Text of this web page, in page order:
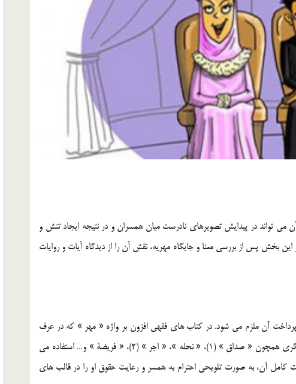
تواند در پيدايش تصويرهاي نادرست ميان همسران و در نتيجه ايجاد تنش و
بخش پس از بررسي معنا و جايگاه مهريه، نقش آن را از ديدگاه آيات و روايات
آن ملزم مي شود. در کتاب هاي فقهي افزون بر واژه « مهر » که در عرف
متشرعان بيشتر از واژگان ديگر به کار مي رود، از واژه هاي ديگري همچون « صداق » (1)، « نحله »، « اجر » (2)، « فريضة » و… استفاده مي
کامل آن، به صورت تلويحي احترام به همسر و رعايت حقوق او را در قالب هاي